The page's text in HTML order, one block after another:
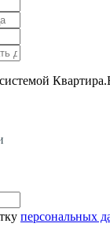
персональных